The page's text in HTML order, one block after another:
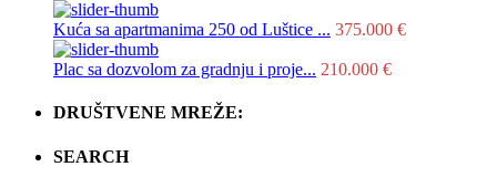
Kuća sa apartmanima 250 od Luštice ... 375.000 €
Plac sa dozvolom za gradnju i proje... 210.000 €
DRUŠTVENE MREŽE:
SEARCH